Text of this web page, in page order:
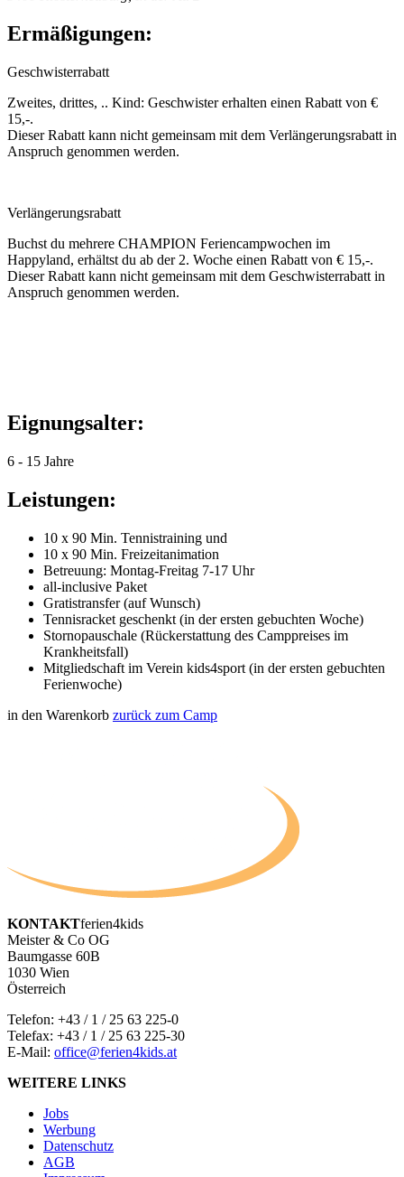
Ermäßigungen:
Geschwisterrabatt
Zweites, drittes, .. Kind: Geschwister erhalten einen Rabatt von €
15,-.
Dieser Rabatt kann nicht gemeinsam mit dem Verlängerungsrabatt in
Anspruch genommen werden.
Verlängerungsrabatt
Buchst du mehrere CHAMPION Feriencampwochen im
Happyland, erhältst du ab der 2. Woche einen Rabatt von € 15,-.
Dieser Rabatt kann nicht gemeinsam mit dem Geschwisterrabatt in
Anspruch genommen werden.
Eignungsalter:
6 - 15 Jahre
Leistungen:
10 x 90 Min. Tennistraining und
10 x 90 Min. Freizeitanimation
Betreuung: Montag-Freitag 7-17 Uhr
all-inclusive Paket
Gratistransfer (auf Wunsch)
Tennisracket geschenkt (in der ersten gebuchten Woche)
Stornopauschale (Rückerstattung des Camppreises im
Krankheitsfall)
Mitgliedschaft im Verein kids4sport (in der ersten gebuchten
Ferienwoche)
in den Warenkorb zurück zum Camp
KONTAKTferien4kids
Meister & Co OG
Baumgasse 60B
1030 Wien
Österreich
Telefon: +43 / 1 / 25 63 225-0
Telefax: +43 / 1 / 25 63 225-30
E-Mail: office@ferien4kids.at
WEITERE LINKS
Jobs
Werbung
Datenschutz
AGB